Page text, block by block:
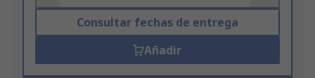
Consultar fechas de entrega
Añadir